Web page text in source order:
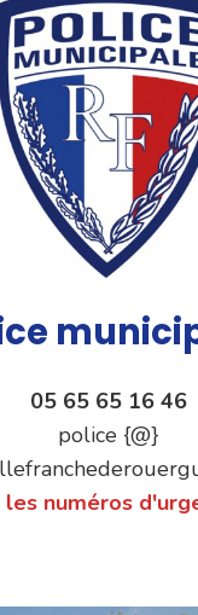
05 65 65 16 46
police {@}
les numéros